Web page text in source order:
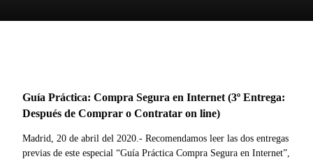
Guía Práctica: Compra Segura en Internet (3º Entrega:
Después de Comprar o Contratar on line)
Madrid, 20 de abril del 2020.- Recomendamos leer las dos entregas
previas de este especial “Guía Práctica Compra Segura en Internet”,